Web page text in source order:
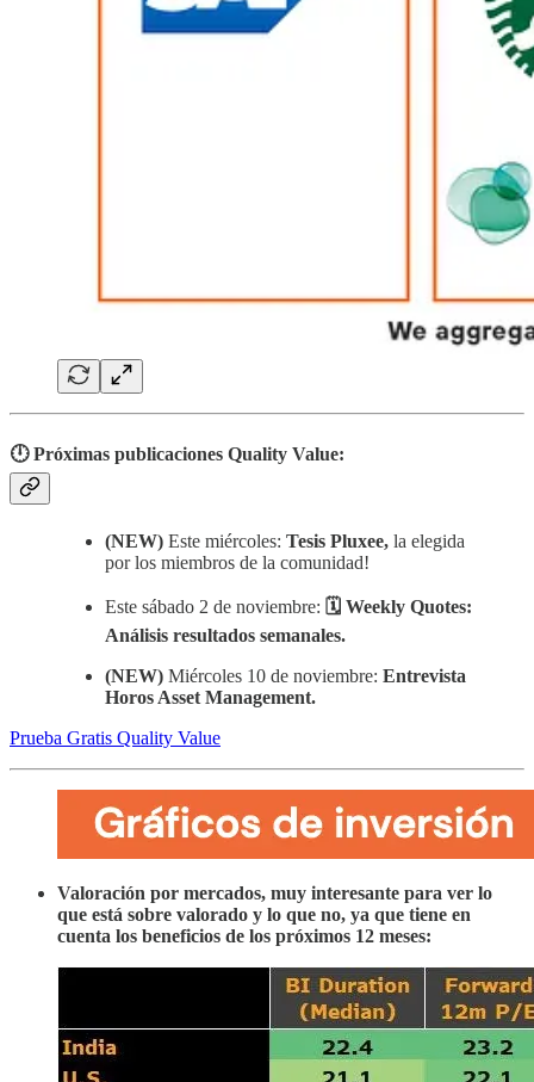
🕛 Próximas publicaciones Quality Value:
(NEW) Este miércoles: Tesis Pluxee, la elegida
por los miembros de la comunidad!
Este sábado 2 de noviembre: 🗓️ Weekly Quotes:
Análisis resultados semanales.
(NEW) Miércoles 10 de noviembre: Entrevista
Horos Asset Management.
Prueba Gratis Quality Value
Valoración por mercados, muy interesante para ver lo
que está sobre valorado y lo que no, ya que tiene en
cuenta los beneficios de los próximos 12 meses: